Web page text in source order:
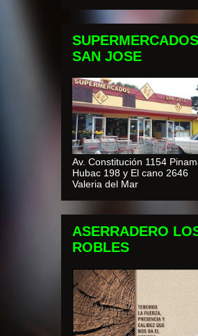
SUPERMERCADOS
SAN JOSE
Av. Constitución 1154
Hubac 198 y El cano 2646
Valeria del Mar
ASERRADERO
ROBLES